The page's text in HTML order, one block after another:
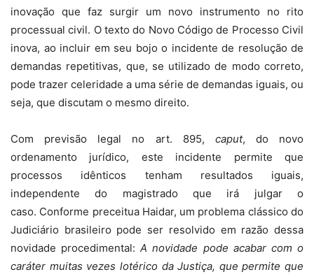
inovação que faz surgir um novo instrumento no rito
processual civil. O texto do Novo Código de Processo Civil
inova, ao incluir em seu bojo o incidente de resolução de
demandas repetitivas, que, se utilizado de modo correto,
pode trazer celeridade a uma série de demandas iguais, ou
seja, que discutam o mesmo direito.
Com previsão legal no art. 895, caput, do novo
ordenamento jurídico, este incidente permite que
processos idênticos tenham resultados iguais,
independente do magistrado que irá julgar o
caso. Conforme preceitua Haidar, um problema clássico do
Judiciário brasileiro pode ser resolvido em razão dessa
novidade procedimental:A novidade pode acabar com o
caráter muitas vezes lotérico da Justiça, que permite que